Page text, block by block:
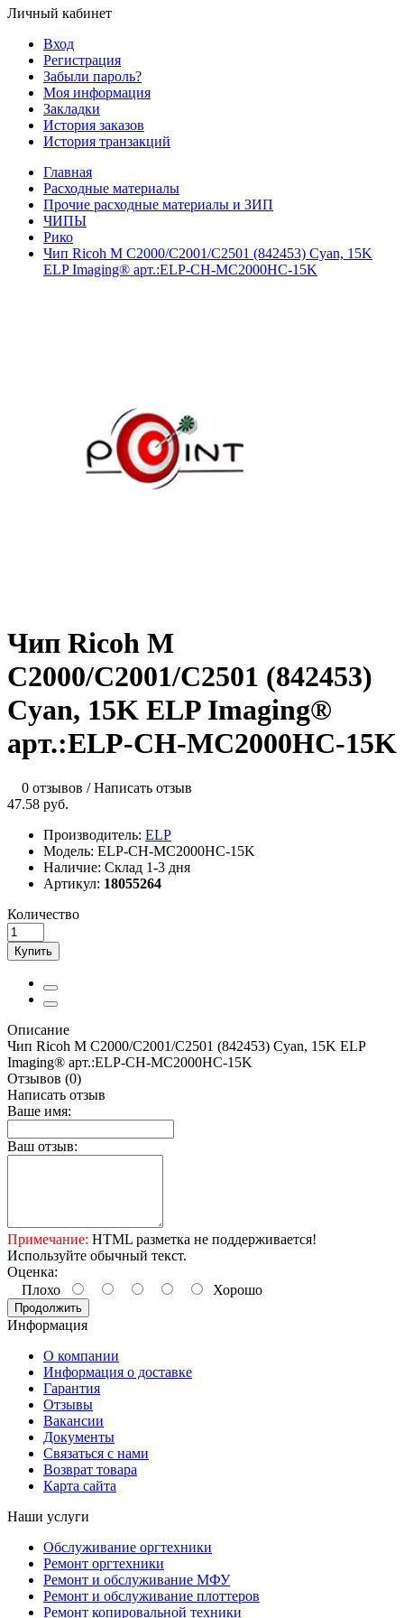
Личный кабинет
Вход
Регистрация
Забыли пароль?
Моя информация
Закладки
История заказов
История транзакций
Главная
Расходные материалы
Прочие расходные материалы и ЗИП
ЧИПЫ
Рико
Чип Ricoh M C2000/C2001/C2501 (842453) Cyan, 15K
ELP Imaging® арт.:ELP-CH-MC2000HС-15K
Чип Ricoh M
C2000/C2001/C2501 (842453)
Cyan, 15K ELP Imaging®
арт.:ELP-CH-MC2000HС-15K
0 отзывов /Написать отзыв
47.58 руб.
Производитель: ELP
Модель: ELP-CH-MC2000HС-15K
Наличие: Склад 1-3 дня
Артикул: 18055264
Количество
Купить
Описание
Чип Ricoh M C2000/C2001/C2501 (842453) Cyan, 15K ELP
Imaging® арт.:ELP-CH-MC2000HС-15K
Отзывов (0)
Написать отзыв
Ваше имя:
Ваш отзыв:
Примечание: HTML разметка не поддерживается!
Используйте обычный текст.
Оценка:
Плохо
Хорошо
Продолжить
Информация
О компании
Информация о доставке
Гарантия
Отзывы
Вакансии
Документы
Связаться с нами
Возврат товара
Карта сайта
Наши услуги
Обслуживание оргтехники
Ремонт оргтехники
Ремонт и обслуживание МФУ
Ремонт и обслуживание плоттеров
Ремонт копировальной техники